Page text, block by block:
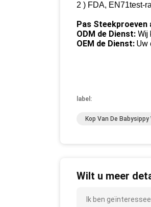
2 ) FDA, EN71test-
Pas Steekproeven
ODM de Dienst: Wij
OEM de Dienst: Uw
label:
Kop Van De Babysippy
Wilt u meer
Ik ben